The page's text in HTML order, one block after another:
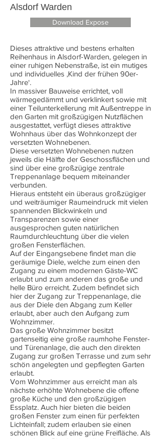
Alsdorf Warden
Dieses attraktive und bestens erhalten
Reihenhaus in Alsdorf-Warden, gelegen in
einer ruhigen Nebenstraße, ist ein mutiges
und individuelles ‚Kind der frühen 90er-
Jahre‘.
In massiver Bauweise errichtet, voll
wärmegedämmt und verklinkert sowie mit
einer Teilunterkellerung mit Außentreppe in
den Garten mit großzügigen Nutzflächen
ausgestattet, verfügt dieses attraktive
Wohnhaus über das Wohnkonzept der
versetzten Wohnebenen.
Diese versetzten Wohnebenen nutzen
jeweils die Hälfte der Geschossflächen und
sind über eine großzügige zentrale
Treppenanlage bequem miteinander
verbunden.
Hieraus entsteht ein überaus großzügiger
und weiträumiger Raumeindruck mit vielen
spannenden Blickwinkeln und
Transparenzen sowie einer
ausgesprochen guten natürlichen
Raumdurchleuchtung über die vielen
großen Fensterflächen.
Auf der Eingangsebene findet man die
geräumige Diele, welche zum einen den
Zugang zu einem modernen Gäste-WC
erlaubt und zum anderen das große und
helle Büro erreicht. Zudem befindet sich
hier der Zugang zur Treppenanlage, die
aus der Diele den Abgang zum Keller
erlaubt, aber auch den Aufgang zum
Wohnzimmer.
Das große Wohnzimmer besitzt
gartenseitig eine große raumhohe Fenster-
und Türenanlage, die auch den direkten
Zugang zur großen Terrasse und zum sehr
schön angelegten und gepflegten Garten
erlaubt.
Vom Wohnzimmer aus erreicht man als
nächste erhöhte Wohnebene die offene
große Küche und den großzügigen
Essplatz. Auch hier bieten die beiden
großen Fenster zum einen für perfekten
Lichteinfall; zudem erlauben sie einen
schönen Blick auf eine grüne Freifläche. Als
Download Expose